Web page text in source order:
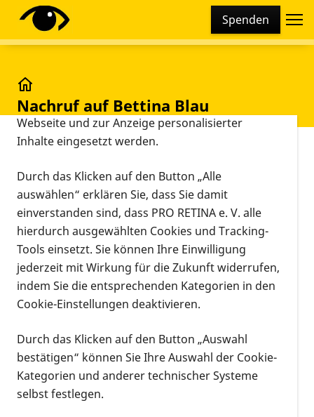
Spenden
Nachruf auf Bettina Blau
Mit großer Trauer nehmen wir Abschied von
unserer langjährigen Wegbegleiterin und unserem
engagierten Mitglied Bettina Blau.
Bettina war viele Jahre aktives Mitglied bei PRO
RETINA Deutschland e. V. und hat sich in
besonderem Maße in der Regionalgruppenarbeit
engagiert. Als Leiterin der Regionalgruppe
Heilbronn/Hohenlohe/Neckar-Odenwaldkreis sowie
als Fachbereichsleiterin für die Regionalgruppen hat
sie wichtige Impulse gegeben und Strukturen
mitgestaltet, die unser gemeinsames Engagement
tiefgreifend geprägt haben. Als Beraterin hat sie
Diese Webseite setzt verschiedene Cookies und
Tracking-Tools ein. Dies beinhaltet Cookies und
technisch notwendig sind, die zu statistischen
Zwecken sowie zur besseren Bedienbarkeit der
Webseite und zur Anzeige personalisierter
Inhalte eingesetzt werden.
Durch das Klicken auf den Button „Alle
auswählen“ erklären Sie, dass Sie damit
einverstanden sind, dass PRO RETINA e. V. alle
hierdurch ausgewählten Cookies und Tracking-
Tools einsetzt. Sie können Ihre Einwilligung
jederzeit mit Wirkung für die Zukunft widerrufen,
indem Sie die entsprechenden Kategorien in den
Cookie-Einstellungen deaktivieren.
Durch das Klicken auf den Button „Auswahl
bestätigen“ können Sie Ihre Auswahl der Cookie-
Kategorien und anderer technischer Systeme
selbst festlegen.